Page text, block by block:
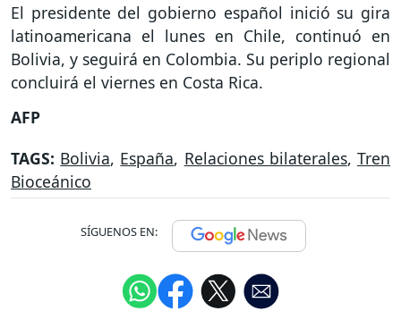
El presidente del gobierno español inició su gira
latinoamericana el lunes en Chile, continuó en
Bolivia, y seguirá en Colombia. Su periplo regional
concluirá el viernes en Costa Rica.
AFP
TAGS: Bolivia, España, Relaciones bilaterales,Tren
Bioceánico
SÍGUENOS EN: